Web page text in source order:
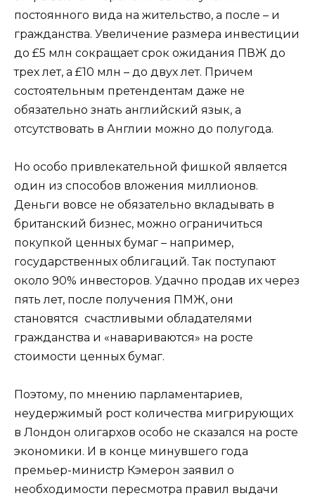
постоянного вида на жительство, а после – и
гражданства. Увеличение размера инвестиции
до £5 млн сокращает срок ожидания ПВЖ до
трех лет, а £10 млн – до двух лет. Причем
состоятельным претендентам даже не
обязательно знать английский язык, а
отсутствовать в Англии можно до полугода.
Но особо привлекательной фишкой является
один из способов вложения миллионов.
Деньги вовсе не обязательно вкладывать в
британский бизнес, можно ограничиться
покупкой ценных бумаг – например,
государственных облигаций. Так поступают
около 90% инвесторов. Удачно продав их через
пять лет, после получения ПМЖ, они
становятся счастливыми обладателями
гражданства и «навариваются» на росте
стоимости ценных бумаг.
Поэтому, по мнению парламентариев,
неудержимый рост количества мигрирующих
в Лондон олигархов особо не сказался на росте
экономики. И в конце минувшего года
премьер-министр Кэмерон заявил о
необходимости пересмотра правил выдачи